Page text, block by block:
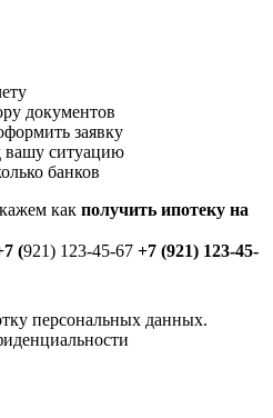
документов
заявку
вашу ситуацию
банков
как получить ипотеку на
(921) 123-45-67 +7 (921) 123-45-
персональных данных.